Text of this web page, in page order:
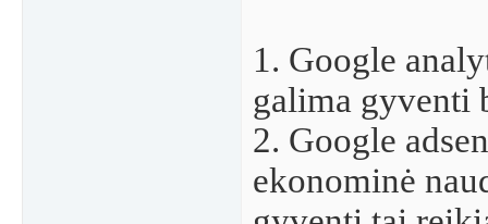
1. Google
galima gyventi
2. Google
ekonominė